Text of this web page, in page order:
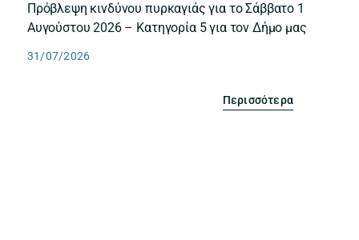
Πρόβλεψη κινδύνου πυρκαγιάς για το Σάββατο 1
Αυγούστου 2026 – Κατηγορία 5 για τον Δήμο μας
31/07/2026
Περισσότερα